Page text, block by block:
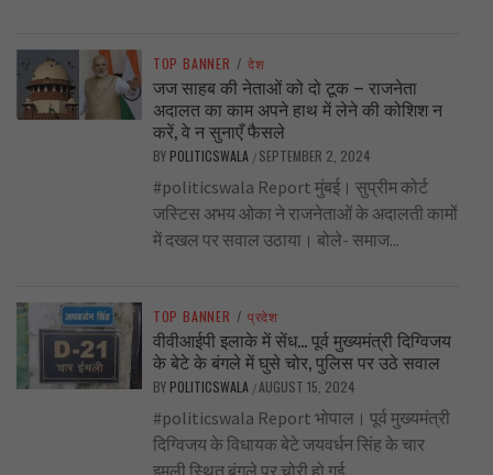
TOP BANNER / देश
जज साहब की नेताओं को दो टूक – राजनेता
अदालत का काम अपने हाथ में लेने की कोशिश न
करें, वे न सुनाएँ फैसले
BY POLITICSWALA / SEPTEMBER 2, 2024
#politicswala Report मुंबई। सुप्रीम कोर्ट
जस्टिस अभय ओका ने राजनेताओं के अदालती कामों
में दखल पर सवाल उठाया। बोले- समाज...
TOP BANNER / प्रदेश
वीवीआईपी इलाके में सेंध… पूर्व मुख्यमंत्री दिग्विजय
के बेटे के बंगले में घुसे चोर, पुलिस पर उठे सवाल
BY POLITICSWALA /AUGUST 15, 2024
#politicswala Report भोपाल। पूर्व मुख्यमंत्री
दिग्विजय के विधायक बेटे जयवर्धन सिंह के चार